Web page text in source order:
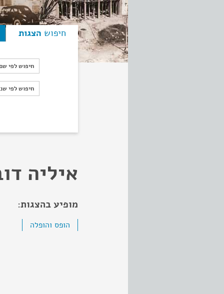
חיפוש הצגות
חיפוש לפי
חיפוש לפי
חיפוש לפי
איליה
מופיע בהצגות:
הופס והופלה